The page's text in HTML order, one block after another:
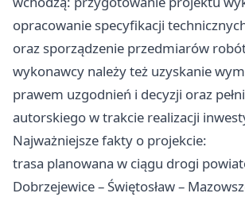
opracowanie specyfikacji
oraz sporządzenie przedmiarów
wykonawcy należy też uzyskanie
prawem uzgodnień i decyzji oraz
autorskiego w trakcie realizacji
Najważniejsze fakty o projekcie:
trasa planowana w ciągu drogi
Dobrzejewice – Świętosław –